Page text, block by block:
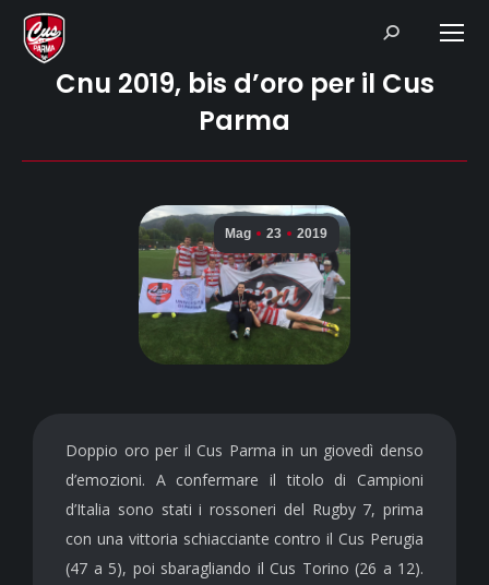
Search:
Cnu 2019, bis d’oro per il Cus
Parma
Mag 23 2019
Doppio oro per il Cus Parma in un giovedì denso
d’emozioni. A confermare il titolo di Campioni
d’Italia sono stati i rossoneri del Rugby 7, prima
con una vittoria schiacciante contro il Cus Perugia
(47 a 5), poi sbaragliando il Cus Torino (26 a 12).